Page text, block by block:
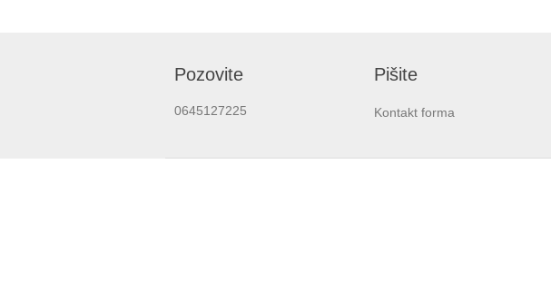
Pozovite
0645127225
Pišite
Kontakt forma